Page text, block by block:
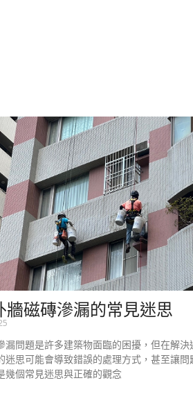
牆磁磚滲漏的常見迷思
漏問題是許多建築物面臨的困擾，但在解決
迷思可能會導致錯誤的處理方式，甚至讓問
幾個常見迷思與正確的觀念